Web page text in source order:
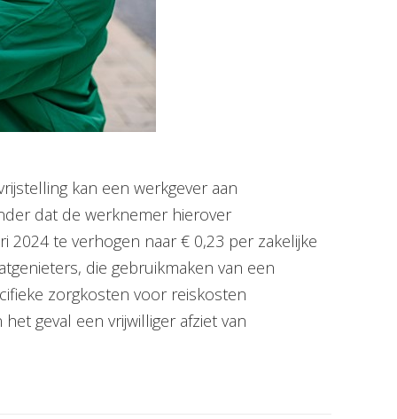
kan een werkgever aan
dat de werknemer hierover
te verhogen naar € 0,23 per zakelijke
die gebruikmaken van een
zorgkosten voor reiskosten
geval een vrijwilliger afziet van